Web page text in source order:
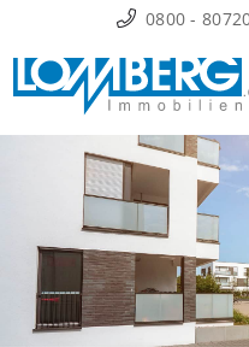
Inhalt
springen
0800 -